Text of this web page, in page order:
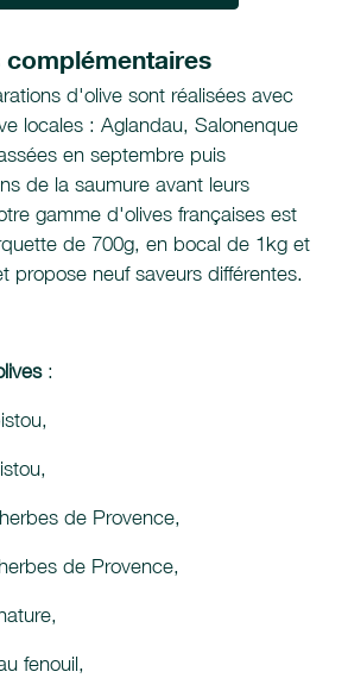
d'olive sont réalisées avec
locales : Aglandau, Salonenque
en septembre puis
de la saumure avant leurs
gamme d'olives françaises est
de 700g, en bocal de 1kg et
propose neuf saveurs différentes.
:
de Provence,
de Provence,
fenouil,